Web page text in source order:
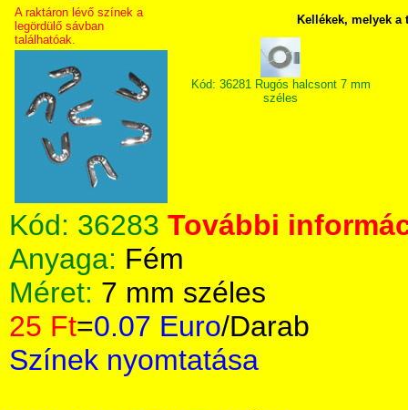
A raktáron lévő színek a
legördülő sávban
találhatóak.
Kellékek, melyek
Kód: 36281 Rugós halcsont 7 mm
széles
Kód: 36283 További
Anyaga: Fém
Méret: 7 mm széles
25 Ft=0.07 Euro/Darab
Színek nyomtatása